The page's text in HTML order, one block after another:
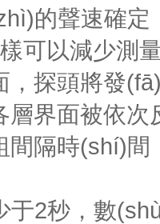
(zhì)的聲速
以減少測量
探頭將發(fā)
界面被依次
隔時(shí)間
2秒，數